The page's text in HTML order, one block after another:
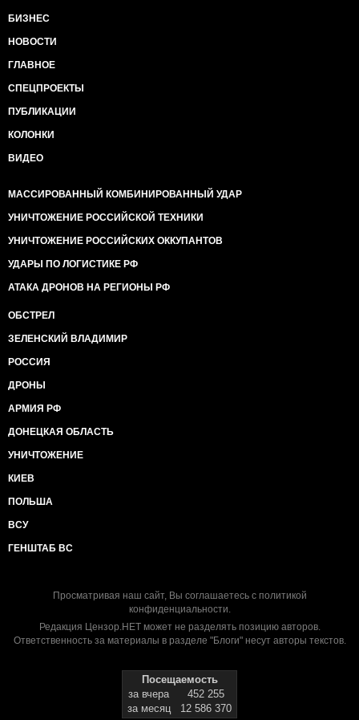
БИЗНЕС
НОВОСТИ
ГЛАВНОЕ
СПЕЦПРОЕКТЫ
ПУБЛИКАЦИИ
КОЛОНКИ
ВИДЕО
МАССИРОВАННЫЙ КОМБИНИРОВАННЫЙ УДАР
УНИЧТОЖЕНИЕ РОССИЙСКОЙ ТЕХНИКИ
УНИЧТОЖЕНИЕ РОССИЙСКИХ ОККУПАНТОВ
УДАРЫ ПО ЛОГИСТИКЕ РФ
АТАКА ДРОНОВ НА РЕГИОНЫ РФ
ОБСТРЕЛ
ЗЕЛЕНСКИЙ ВЛАДИМИР
РОССИЯ
ДРОНЫ
АРМИЯ РФ
ДОНЕЦКАЯ ОБЛАСТЬ
УНИЧТОЖЕНИЕ
КИЕВ
ПОЛЬША
ВСУ
ГЕНШТАБ ВС
Просматривая наш сайт, Вы соглашаетесь с политикой
конфиденциальности.
Редакция Цензор.НЕТ может не разделять позицию авторов.
Ответственность за материалы в разделе "Блоги" несут авторы текстов.
Посещаемость
за вчера
452 255
за месяц
12 586 370